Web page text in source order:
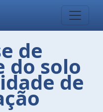
de
do solo
de